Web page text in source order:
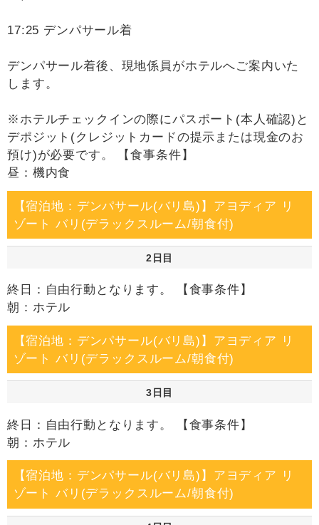
17:25 デンパサール着
デンパサール着後、現地係員がホテルへご案内いた
します。
※ホテルチェックインの際にパスポート(本人確認)と
デポジット(クレジットカードの提示または現金のお
預け)が必要です。 【食事条件】
昼：機内食
【宿泊地：デンパサール(バリ島)】アヨディア リ
ゾート バリ(デラックスルーム/朝食付)
2日目
終日：自由行動となります。 【食事条件】
朝：ホテル
【宿泊地：デンパサール(バリ島)】アヨディア リ
ゾート バリ(デラックスルーム/朝食付)
3日目
終日：自由行動となります。 【食事条件】
朝：ホテル
【宿泊地：デンパサール(バリ島)】アヨディア リ
ゾート バリ(デラックスルーム/朝食付)